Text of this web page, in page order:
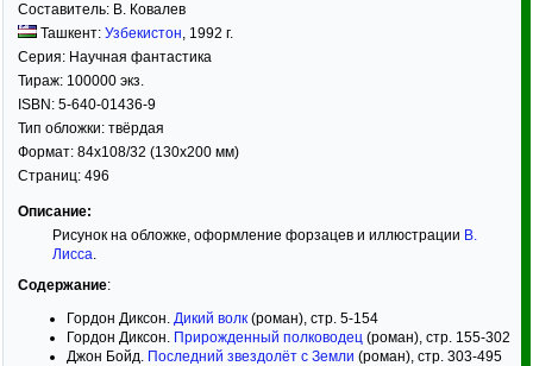
Составитель: В. Ковалев
Ташкент: Узбекистон, 1992 г.
Серия: Научная фантастика
Тираж: 100000 экз.
ISBN: 5-640-01436-9
Тип обложки: твёрдая
Формат: 84x108/32 (130x200 мм)
Страниц: 496
Описание:
Рисунок на обложке, оформление форзацев и иллюстрации В.
Лисса.
Содержание:
Гордон Диксон. Дикий волк (роман), стр. 5-154
Гордон Диксон. Прирожденный полководец (роман), стр. 155-302
Джон Бойд. Последний звездолёт с Земли (роман), стр. 303-495